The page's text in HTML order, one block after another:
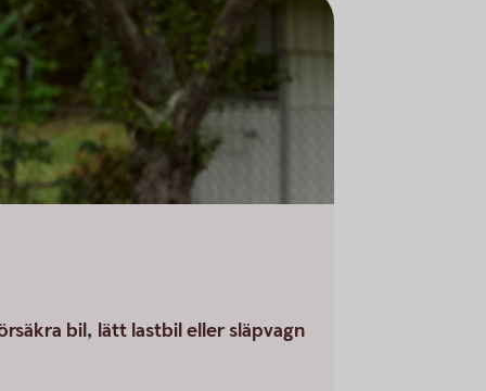
bil, lätt lastbil eller släpvagn